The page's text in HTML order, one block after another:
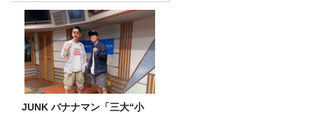
JUNK バナナマン「三大“小